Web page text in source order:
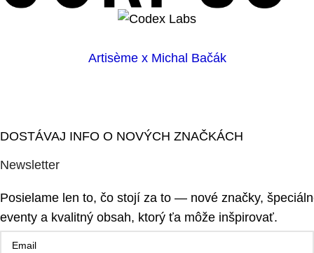
Artisème x Michal Bačák
DOSTÁVAJ INFO O NOVÝCH ZNAČKÁCH
Newsletter
Posielame len to, čo stojí za to — nové značky,
eventy a kvalitný obsah, ktorý ťa môže inšpirovať.